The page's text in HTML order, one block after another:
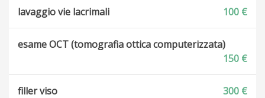
lavaggio vie lacrimali 100 €
esame OCT (tomografia ottica computerizzata)
150 €
filler viso 300 €